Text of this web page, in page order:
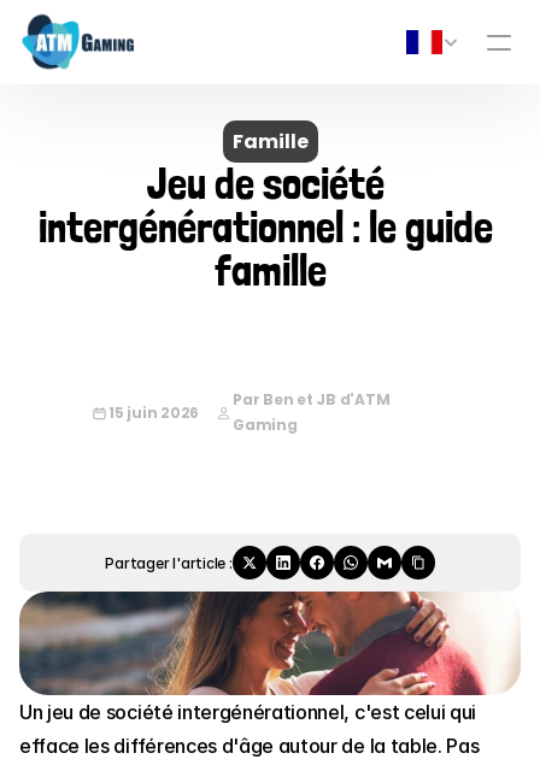
Famille
Jeu de société
intergénérationnel : le guide
famille
15 juin 2026
Par Ben et JB d'ATM
Gaming
Partager l'article :
Un jeu de société intergénérationnel, c'est celui qui
efface les différences d'âge autour de la table. Pas